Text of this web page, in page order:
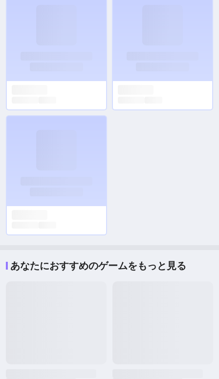
あなたにおすすめのゲームをもっと見る